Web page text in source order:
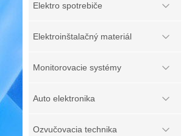
Elektro spotrebiče
Elektroinštalačný materiál
Monitorovacie systémy
Auto elektronika
Ozvučovacia technika